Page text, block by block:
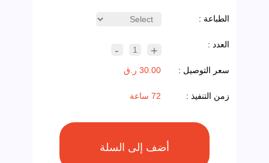
الطباعة :
العدد : +
1
-
سعر التوصيل : 30.00 ر.ق
زمن التنفيذ : 72 ساعة